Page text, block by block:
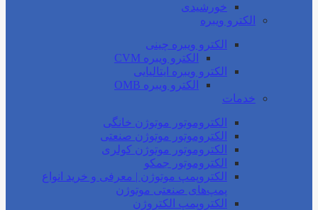
خورشیدی
الکترو ویبره
الکترو ویبره چینی
الکترو ویبره CVM
الکترو ویبره ایتالیایی
الکترو ویبره OMB
خدمات
الکتروموتور موتوژن خانگی
الکتروموتور موتوژن صنعتی
الکتروموتور موتوژن کولری
الکتروموتور جمکو
الکتروپمپ موتوژن | معرفی و خرید انواع
پمپ‌های صنعتی موتوژن
الکتروپمپ الکتروژن